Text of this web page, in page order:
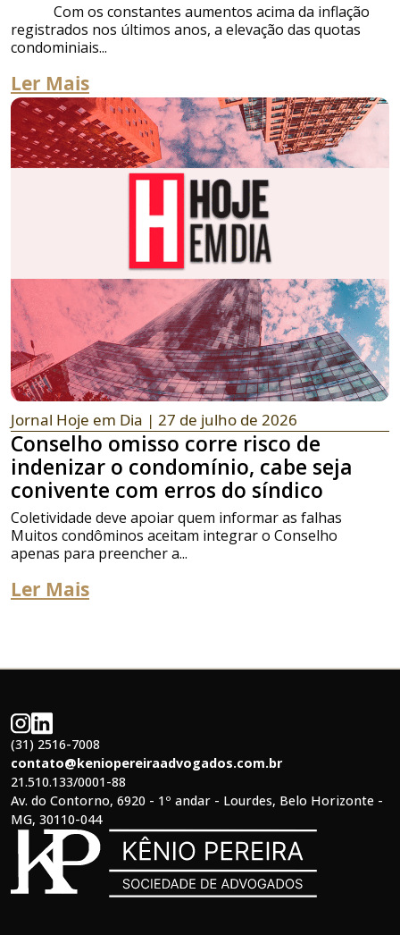
Com os constantes aumentos acima da inflação
registrados nos últimos anos, a elevação das quotas
condominiais...
Ler Mais
Jornal Hoje em Dia | 27 de julho de 2026
Conselho omisso corre risco de
indenizar o condomínio, cabe seja
conivente com erros do síndico
Coletividade deve apoiar quem informar as falhas
Muitos condôminos aceitam integrar o Conselho
apenas para preencher a...
Ler Mais
(31) 2516-7008
contato@keniopereiraadvogados.com.br
21.510.133/0001-88
Av. do Contorno, 6920 - 1º andar - Lourdes, Belo Horizonte -
MG, 30110-044